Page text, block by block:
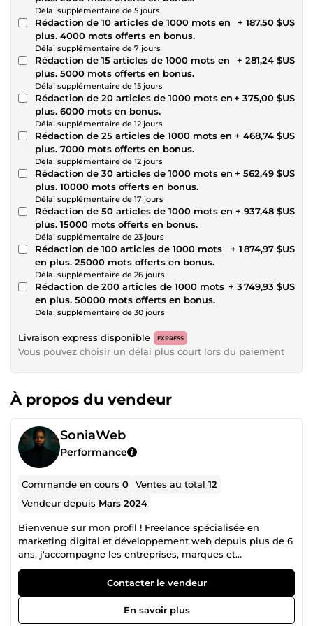
Délai supplémentaire de 5 jours
Rédaction de 10 articles de 1000 mots en
plus. 4000 mots offerts en bonus.
Délai supplémentaire de 7 jours
+ 187,50 $US
Rédaction de 15 articles de 1000 mots en
plus. 5000 mots offerts en bonus.
Délai supplémentaire de 15 jours
+ 281,24 $US
Rédaction de 20 articles de 1000 mots en
plus. 6000 mots en bonus.
Délai supplémentaire de 12 jours
+ 375,00 $US
Rédaction de 25 articles de 1000 mots en
plus. 7000 mots offerts en bonus.
Délai supplémentaire de 12 jours
+ 468,74 $US
Rédaction de 30 articles de 1000 mots en
plus. 10000 mots offerts en bonus.
Délai supplémentaire de 17 jours
+ 562,49 $US
Rédaction de 50 articles de 1000 mots en
plus. 15000 mots offerts en bonus.
Délai supplémentaire de 23 jours
+ 937,48 $US
Rédaction de 100 articles de 1000 mots
en plus. 25000 mots offerts en bonus.
Délai supplémentaire de 26 jours
+ 1 874,97 $US
Rédaction de 200 articles de 1000 mots
en plus. 50000 mots offerts en bonus.
Délai supplémentaire de 30 jours
+ 3 749,93 $US
Livraison express disponible EXPRESS
Vous pouvez choisir un délai plus court lors du paiement
À propos du vendeur
SoniaWeb
Performance
Commande en cours0 Ventes au total12
Vendeur depuis Mars 2024
Bienvenue sur mon profil ! Freelance spécialisée en
marketing digital et développement web depuis plus de 6
ans, j'accompagne les entreprises, marques et
infopreneurs dans la création de plateformes
performantes et la génération de ventes. Mon objectif ?
Transformer vos prospects en clients fidèles grâce à un
écosystème digital parfaitement huilé, combinant la
puissance du code, le design d'interface et la psychologie
Contacter le vendeur
En savoir plus